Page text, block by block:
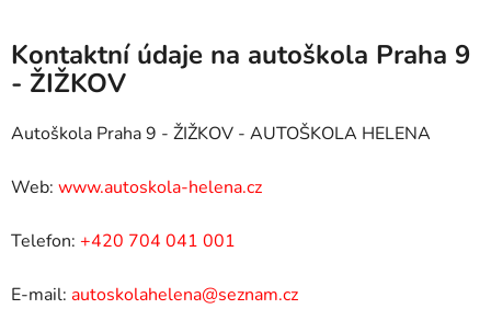
Kontaktní údaje na autoškola Praha 9
- ŽIŽKOV
Autoškola Praha 9 - ŽIŽKOV - AUTOŠKOLA HELENA
Web: www.autoskola-helena.cz
Telefon: +420 704 041 001
E-mail: autoskolahelena@seznam.cz